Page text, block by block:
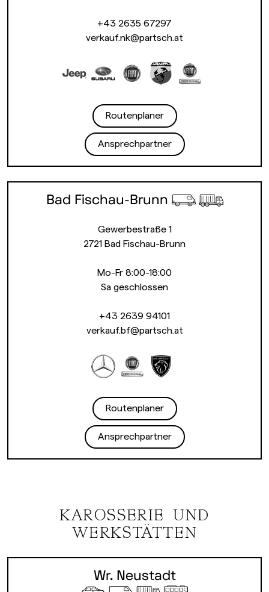
+43 2635 67297
verkauf.nk@partsch.at
Routenplaner
Ansprechpartner
Bad Fischau-Brunn
Gewerbestraße 1
2721 Bad Fischau-Brunn
Mo-Fr 8:00-18:00
Sa geschlossen
+43 2639 94101
verkauf.bf@partsch.at
Routenplaner
Ansprechpartner
KAROSSERIE UND
WERKSTÄTTEN
Wr. Neustadt